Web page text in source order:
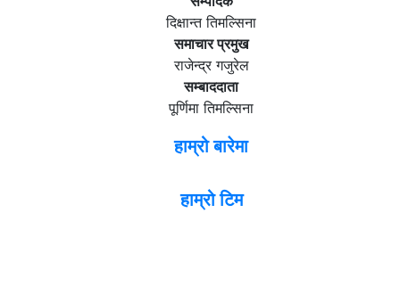
दिक्षान्त तिमल्सिना
समाचार प्रमुख
राजेन्द्र गजुरेल
सम्बाददाता
पूर्णिमा तिमल्सिना
हाम्रो बारेमा
हाम्रो टिम